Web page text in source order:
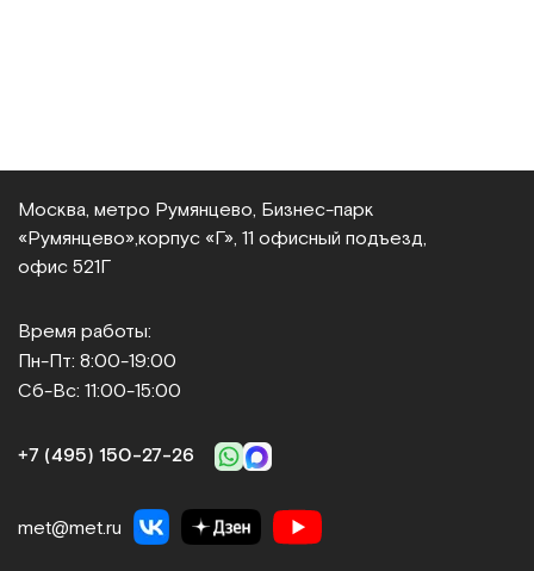
Москва, метро Румянцево, Бизнес‑парк
«Румянцево», корпус «Г», 11 офисный подъезд,
офис 521Г
Время работы:
Пн-Пт: 8:00-19:00
Сб-Вс: 11:00-15:00
+7 (495) 150‑27‑26
met@met.ru